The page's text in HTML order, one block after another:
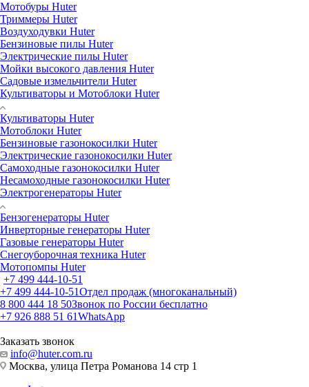
Мотобуры Huter
Триммеры Huter
Воздуходувки Huter
Бензиновые пилы Huter
Электрические пилы Huter
Мойки высокого давления Huter
Садовые измельчители Huter
Культиваторы и Мотоблоки Huter
Культиваторы Huter
Мотоблоки Huter
Бензиновые газонокосилки Huter
Электрические газонокосилки Huter
Самоходные газонокосилки Huter
Несамоходные газонокосилки Huter
Электрогенераторы Huter
Бензогенераторы Huter
Инверторные генераторы Huter
Газовые генераторы Huter
Снегоуборочная техника Huter
Мотопомпы Huter
+7 499 444-10-51
+7 499 444-10-51Отдел продаж (многоканальный)
8 800 444 18 50Звонок по России бесплатно
+7 926 888 51 61WhatsApp
Заказать звонок
info@huter.com.ru
Москва, улица Петра Романова 14 стр 1